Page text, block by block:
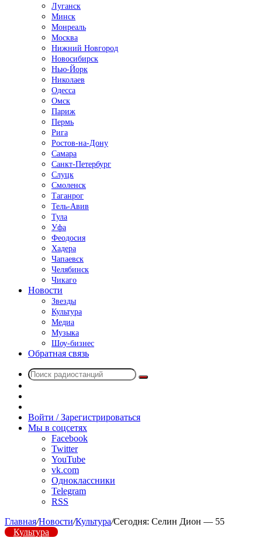
Луганск
Минск
Монреаль
Москва
Нижний Новгород
Новосибирск
Нью-Йорк
Николаев
Одесса
Омск
Париж
Пермь
Рига
Ростов-на-Дону
Самара
Санкт-Петербург
Слуцк
Смоленск
Таганрог
Тель-Авив
Тула
Уфа
Феодосия
Хадера
Чапаевск
Челябинск
Чикаго
Новости
Звезды
Культура
Медиа
Музыка
Шоу-бизнес
Обратная связь
Поиск
радио
Войти / Зарегистрироваться
Мы в соцсетях
Facebook
Twitter
YouTube
vk.com
Одноклассники
Telegram
RSS
Главная/Новости/Культура/Сегодня: Селин Дион — 55
Культура